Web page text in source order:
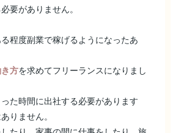
要がありません。
程度副業で稼げるようになったあ
方を求めてフリーランスになりまし
た時間に出社する必要があります
りません。